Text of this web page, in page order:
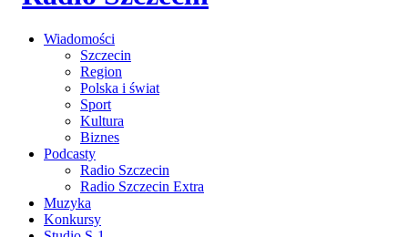
Wiadomości
Szczecin
Region
Polska i świat
Sport
Kultura
Biznes
Podcasty
Radio Szczecin
Radio Szczecin Extra
Muzyka
Konkursy